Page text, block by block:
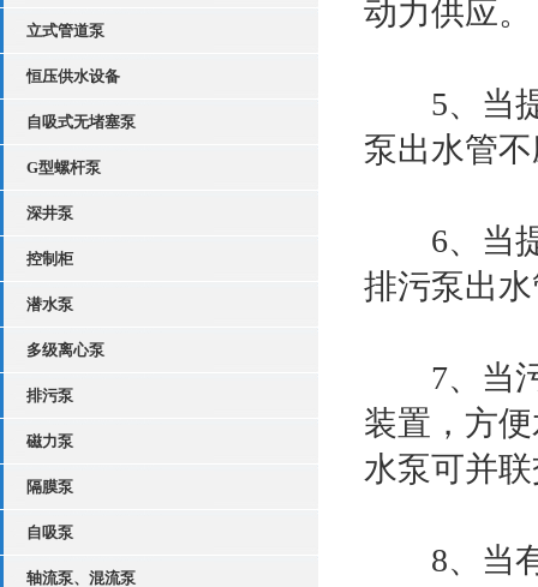
立式管道泵
恒压供水设备
自吸式无堵塞泵
G型螺杆泵
深井泵
控制柜
潜水泵
多级离心泵
排污泵
磁力泵
隔膜泵
自吸泵
轴流泵、混流泵
动力供应。
5、当提
泵出水管
6、当提
排污泵出
7、当污
装置，方
水泵可并
8、当有